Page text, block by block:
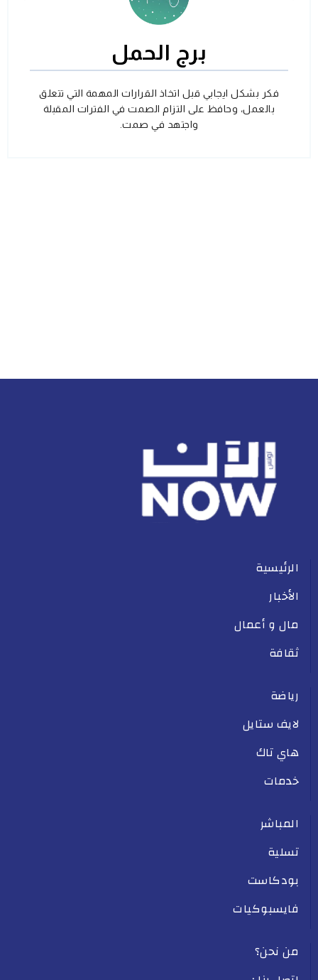
برج الحمل
فكر بشكل ايجابي قبل اتخاذ القرارات المهمة التي تتعلق
بالعمل، وحافظ على التزام الصمت في الفترات المقبلة
واجتهد في صمت.
الرئيسية
الأخبار
مال و أعمال
ثقافة
رياضة
لايف ستايل
هاي تاك
خدمات
المباشر
تسلية
بودكاست
فايسبوكيات
من نحن؟